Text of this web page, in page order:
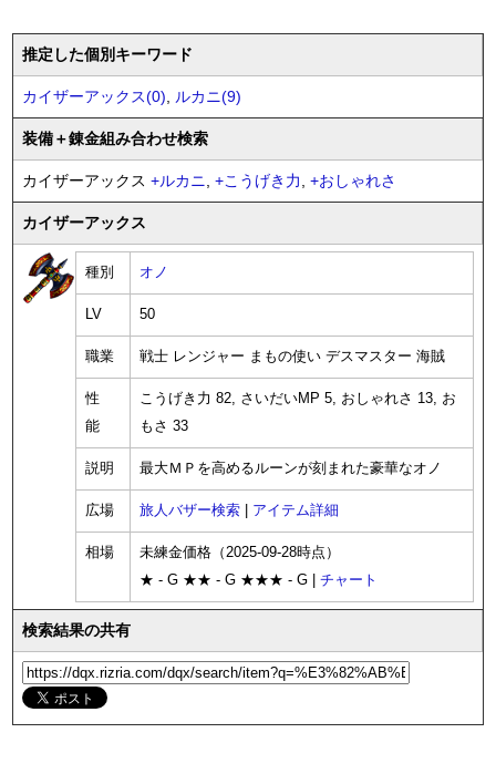
推定した個別キーワード
カイザーアックス(0), ルカニ(9)
装備＋錬金組み合わせ検索
カイザーアックス +ルカニ, +こうげき力, +おしゃれさ
カイザーアックス
種別 オノ
LV 50
職業 戦士 レンジャー まもの使い デスマスター 海賊
性
能
こうげき力 82, さいだいMP 5, おしゃれさ 13, お
もさ 33
説明 最大ＭＰを高めるルーンが刻まれた豪華なオノ
広場 旅人バザー検索 アイテム詳細
相場
未練金価格（2025-09-28時点）
★ - G ★★ - G ★★★ - G | チャート
検索結果の共有